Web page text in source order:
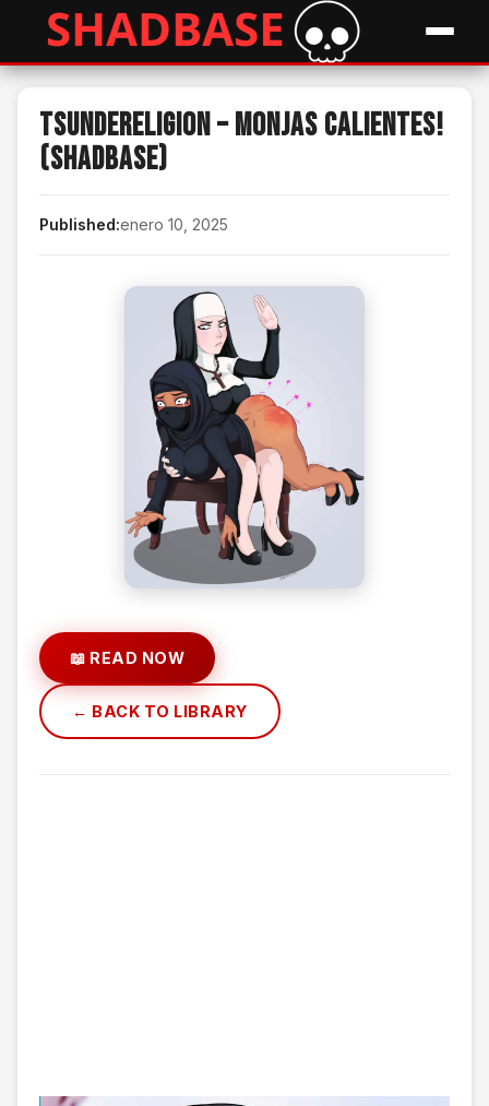
Tsundereligion – Monjas Calientes!
(Shadbase)
Published:enero 10, 2025
📖 READ NOW
← BACK TO LIBRARY